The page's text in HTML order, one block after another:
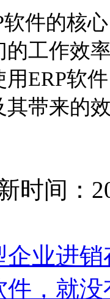
的核心
工作效
ERP软
其带来的
时间：
企业进
，就没